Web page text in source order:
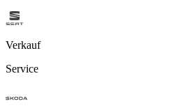
Verkauf
Service